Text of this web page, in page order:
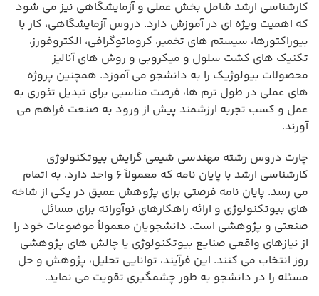
کارشناسی ارشد شامل بخش عملی و آزمایشگاهی نیز می شود
که اهمیت ویژه ای در آموزش دارد. دروس آزمایشگاهی، کار با
بیوراکتورها، سیستم های تخمیر، کروماتوگرافی، الکتروفورز،
تکنیک های کشت سلول و میکروبی و روش های آنالیز
محصولات بیولوژیک را به دانشجو می آموزد. همچنین پروژه
های عملی در طول ترم ها، فرصت مناسبی برای تبدیل تئوری به
عمل و کسب تجربه ارزشمند پیش از ورود به صنعت فراهم می
آورند.
چارت دروس رشته مهندسی شیمی گرایش بیوتکنولوژی
کارشناسی ارشد با پایان نامه که معمولاً ۶ واحد دارد، به اتمام
می رسد. پایان نامه فرصتی برای پژوهش عمیق در یکی از شاخه
های بیوتکنولوژی و ارائه راهکارهای نوآورانه برای مسائل
صنعتی و پژوهشی است. دانشجویان معمولاً موضوعات خود را
از نیازهای واقعی صنایع بیوتکنولوژی یا چالش های پژوهشی
روز انتخاب می کنند. این فرآیند، توانایی تحلیل، پژوهش و حل
مسئله را در دانشجو به طور چشمگیری تقویت می نماید.